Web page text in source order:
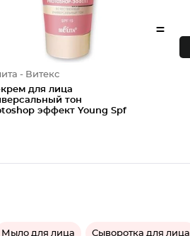
- Витекс
для лица
тон
эффект Young Spf
=
Мыло для лица Сыворотка для лица